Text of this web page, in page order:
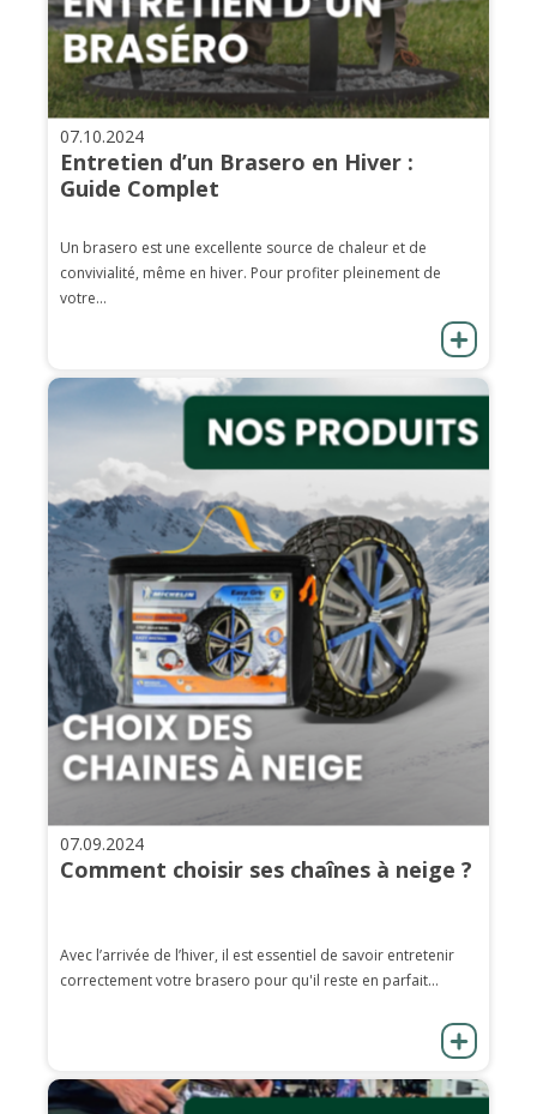
07.10.2024
Entretien d’un Brasero en Hiver :
Guide Complet
Un brasero est une excellente source de chaleur et de
convivialité, même en hiver. Pour profiter pleinement de
votre...
07.09.2024
Comment choisir ses chaînes à neige ?
Avec l’arrivée de l’hiver, il est essentiel de savoir entretenir
correctement votre brasero pour qu'il reste en parfait...